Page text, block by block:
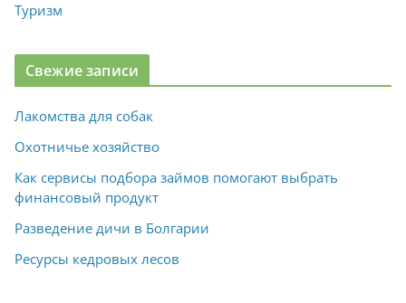
Туризм
Свежие записи
Лакомства для собак
Охотничье хозяйство
Как сервисы подбора займов помогают выбрать
финансовый продукт
Разведение дичи в Болгарии
Ресурсы кедровых лесов